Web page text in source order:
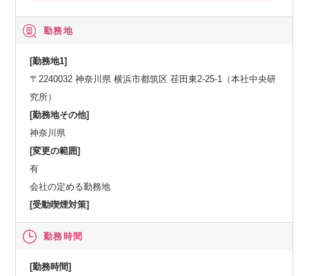
勤務地
[勤務地1]
〒2240032 神奈川県 横浜市都筑区 荏田東2-25-1（本社中央研
究所）
[勤務地その他]
神奈川県
[変更の範囲]
有
会社の定める勤務地
[受動喫煙対策]
勤務時間
[勤務時間]